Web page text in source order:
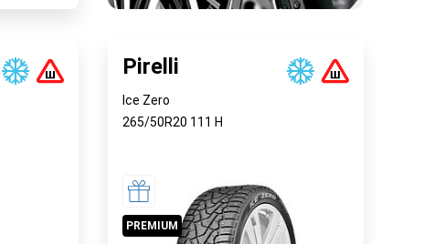
Pirelli
Ice Zero
265/50R20 111 H
PREMIUM